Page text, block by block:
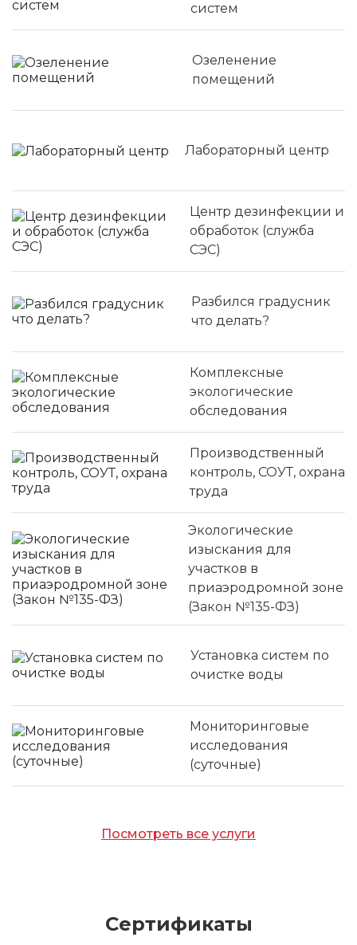
систем
Озеленение
помещений
Лабораторный центр
Центр дезинфекции и
обработок (служба
СЭС)
Разбился градусник
что делать?
Комплексные
экологические
обследования
Производственный
контроль, СОУТ, охрана
труда
Экологические
изыскания для
участков в
приаэродромной зоне
(Закон №135-ФЗ)
Установка систем по
очистке воды
Мониторинговые
исследования
(суточные)
Посмотреть все услуги
Сертификаты